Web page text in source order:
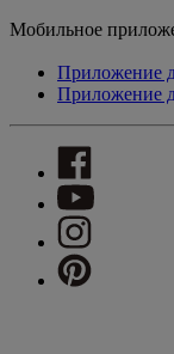
Мобильное
Приложение
Приложение